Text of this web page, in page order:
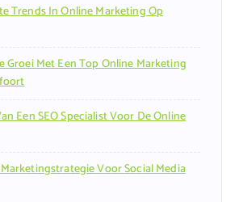
Trends In Online Marketing Op
Groei Met Een Top Online Marketing
Een SEO Specialist Voor De Online
Voor Social Media